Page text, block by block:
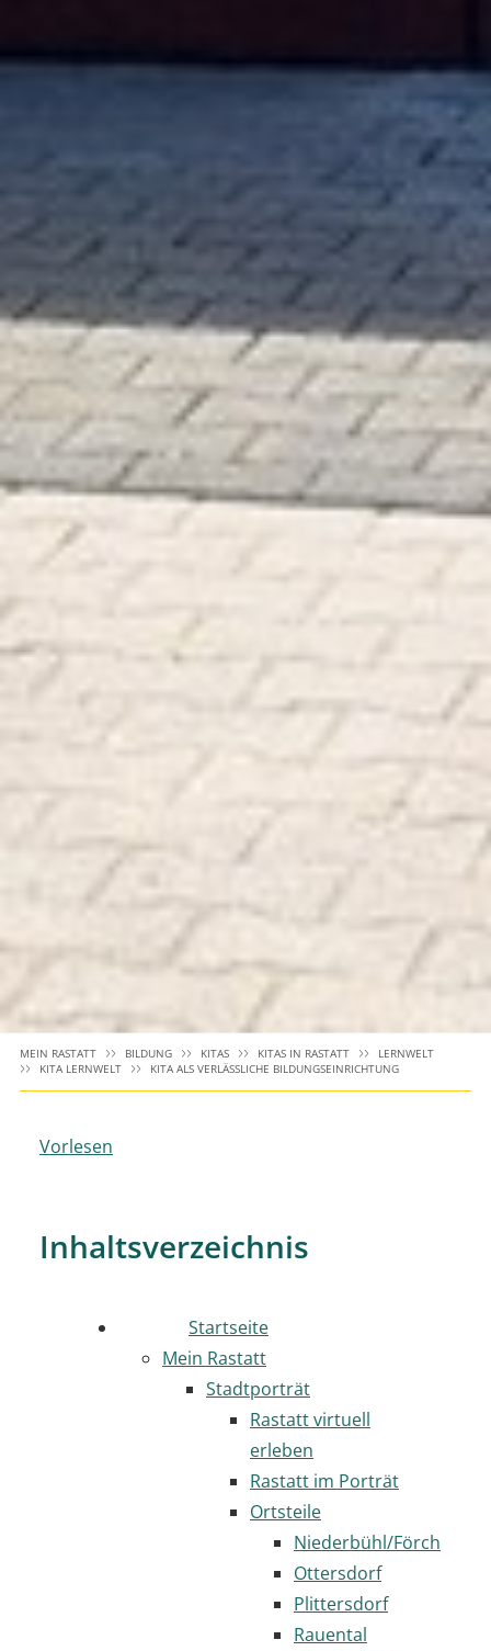
MEIN RASTATT BILDUNG KITAS KITAS IN RASTATT
LERNWELT
KITA LERNWELT
KITA ALS VERLÄSSLICHE BILDUNGSEINRICHTUNG
Vorlesen
Inhaltsverzeichnis
Startseite
Mein Rastatt
Stadtporträt
Rastatt virtuell
erleben
Rastatt im Porträt
Ortsteile
Niederbühl/Förch
Ottersdorf
Plittersdorf
Rauental